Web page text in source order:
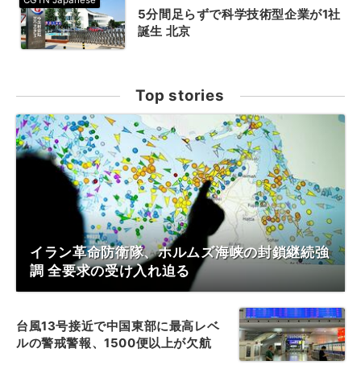
5分間足らずで科学技術型企業が1社
誕生 北京
Top stories
イラン革命防衛隊、ホルムズ海峡の封鎖継続強
調 全要求の受け入れ迫る
台風13号接近で中国東部に最高レベ
ルの警戒警報、1500便以上が欠航